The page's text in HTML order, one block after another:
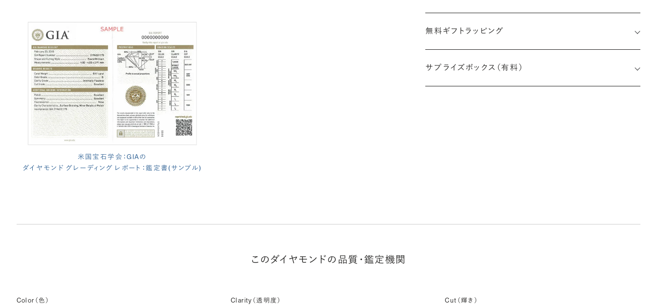
米国宝石学会：GIAの
ダイヤモンド グレーディング レポート：鑑定書(サンプル)
(最小直径-最大直径×深さ)
無料ギフトラッピング
サプライズボックス（有料）
このダイヤモンドの品質・鑑定機関
Color（色） Clarity（透明度） Cut（輝き）